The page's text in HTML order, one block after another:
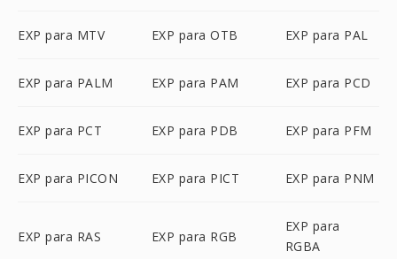
EXP para MTV EXP para OTB EXP para PAL
EXP para PALM EXP para PAM EXP para PCD
EXP para PCT EXP para PDB EXP para PFM
EXP para PICON EXP para PICT EXP para PNM
EXP para RAS EXP para RGB
EXP para
RGBA